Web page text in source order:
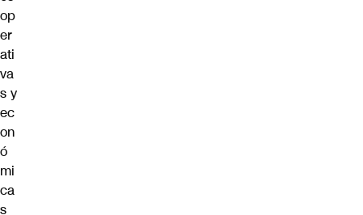
op
er
ati
va
s y
ec
on
ó
mi
ca
s